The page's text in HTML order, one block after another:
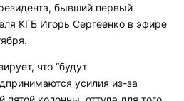
бывший первый
КГБ Игорь Сергеенко в эфире
что “будут
усилия из-за